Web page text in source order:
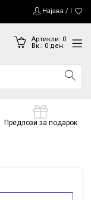
Најава /
Артикли: 0
Вк.: 0ден.
Предлози за подарок